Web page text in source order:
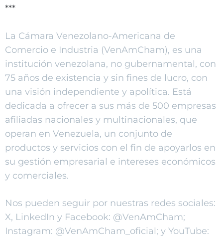
***
La Cámara Venezolano-Americana de
Comercio e Industria (VenAmCham), es una
institución venezolana, no gubernamental, con
75 años de existencia y sin fines de lucro, con
una visión independiente y apolítica. Está
dedicada a ofrecer a sus más de 500 empresas
afiliadas nacionales y multinacionales, que
operan en Venezuela, un conjunto de
productos y servicios con el fin de apoyarlos en
su gestión empresarial e intereses económicos
y comerciales.
Nos pueden seguir por nuestras redes sociales:
X, LinkedIn y Facebook: @VenAmCham;
Instagram: @VenAmCham_oficial; y YouTube: